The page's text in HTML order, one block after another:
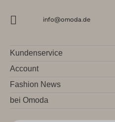
info@omoda.de
Kundenservice
Account
Fashion News
bei Omoda